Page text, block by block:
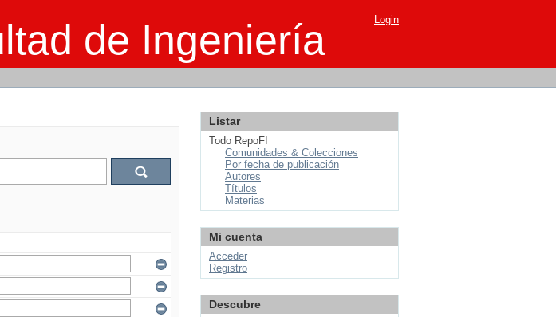
de Ingeniería Login
Listar
Todo RepoFI
Comunidades & Colecciones
Por fecha de publicación
Autores
Títulos
Materias
Mi cuenta
Acceder
Registro
Descubre